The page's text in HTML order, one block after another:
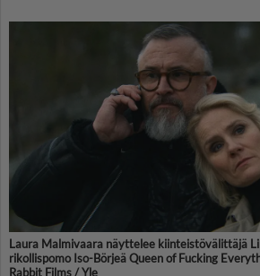
Laura Malmivaara näyttelee kiinteistövälittäjä
rikollispomo Iso-Börjeä Queen of Fucking
Rabbit Films / Yle